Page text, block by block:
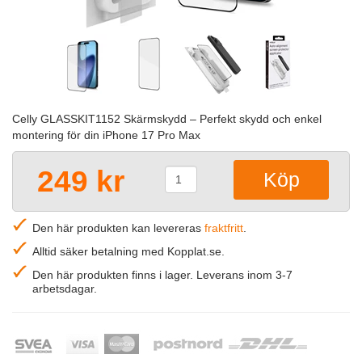
Celly GLASSKIT1152 Skärmskydd – Perfekt skydd och enkel
montering för din iPhone 17 Pro Max
249 kr
Den här produkten kan levereras fraktfritt
Alltid säker betalning med Kopplat.se.
Den här produkten finns i lager. Leverans inom 3-7
arbetsdagar.